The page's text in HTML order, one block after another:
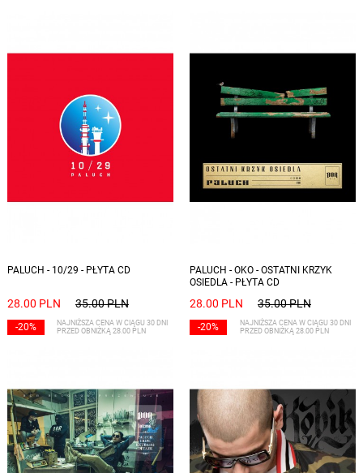
PALUCH - 10/29 - PŁYTA CD
28.00 PLN 35.00 PLN
-20%
NAJNIŻSZA CENA W CIĄGU 30 DNI
PRZED OBNIŻKĄ 28.00 PLN
PALUCH - OKO - OSTATNI KRZYK
OSIEDLA - PŁYTA CD
28.00 PLN 35.00 PLN
-20%
NAJNIŻSZA CENA W CIĄGU 30 DNI
PRZED OBNIŻKĄ 28.00 PLN